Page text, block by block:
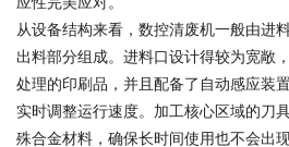
从设备结构来看，数控清废机一般由进
出料部分组成。进料口设计得较为宽敞
处理的印刷品，并且配备了自动感应装
实时调整运行速度。加工核心区域的刀
殊合金材料，确保长时间使用也不会出